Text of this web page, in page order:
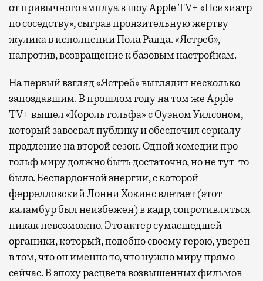
от привычного амплуа в шоу Apple TV+ «Психиатр
по соседству», сыграв пронзительную жертву
жулика в исполнении Пола Радда. «Ястреб»,
напротив, возвращение к базовым настройкам.
На первый взгляд «Ястреб» выглядит несколько
запоздавшим. В прошлом году на том же Apple
TV+ вышел «Король гольфа» с Оуэном Уилсоном,
который завоевал публику и обеспечил сериалу
продление на второй сезон. Одной комедии про
гольф миру должно быть достаточно, но не тут-то
было. Беспардонной энергии, с которой
феррелловский Лонни Хокинс влетает (этот
каламбур был неизбежен) в кадр, сопротивляться
никак невозможно. Это актер сумасшедшей
органики, который, подобно своему герою, уверен
в том, что он именно то, что нужно миру прямо
сейчас. В эпоху расцвета возвышенных фильмов